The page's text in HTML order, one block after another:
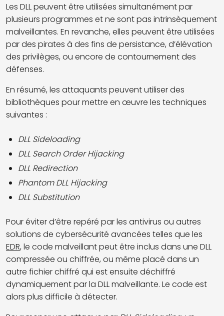
Les DLL peuvent être utilisées simultanément par
plusieurs programmes et ne sont pas intrinsèquement
malveillantes. En revanche, elles peuvent être utilisées
par des pirates à des fins de persistance, d’élévation
des privilèges, ou encore de contournement des
défenses.
En résumé, les attaquants peuvent utiliser des
bibliothèques pour mettre en œuvre les techniques
suivantes :
DLL Sideloading
DLL Search Order Hijacking
DLL Redirection
Phantom DLL Hijacking
DLL Substitution
Pour éviter d’être repéré par les antivirus ou autres
solutions de cybersécurité avancées telles que les
EDR, le code malveillant peut être inclus dans une DLL
compressée ou chiffrée, ou même placé dans un
autre fichier chiffré qui est ensuite déchiffré
dynamiquement par la DLL malveillante. Le code est
alors plus difficile à détecter.